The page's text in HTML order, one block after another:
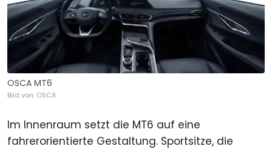
OSCA MT6
Bild von: OSCA
Im Innenraum setzt die MT6 auf eine
fahrerorientierte Gestaltung. Sportsitze, die